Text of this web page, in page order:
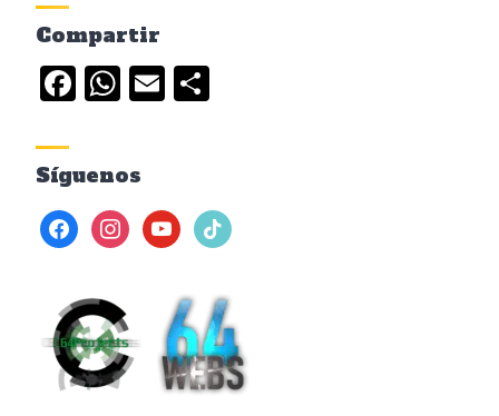
Compartir
Facebook
WhatsApp
Email
Síguenos
facebookinstagramyoutubetiktok